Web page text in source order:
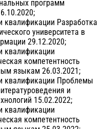
программ
Разработка
университета в
29.12.2020;
квалификации
компетентность
языкам 26.03.2021;
квалификации Проблемы
и
15.02.2022;
квалификации
компетентность